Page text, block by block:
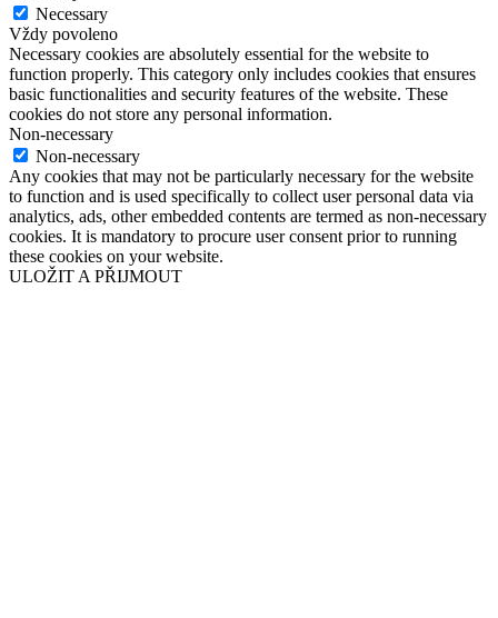
Necessary
Vždy povoleno
Necessary cookies are absolutely essential for the website to
function properly. This category only includes cookies that ensures
basic functionalities and security features of the website. These
cookies do not store any personal information.
Non-necessary
Non-necessary
Any cookies that may not be particularly necessary for the website
to function and is used specifically to collect user personal data via
analytics, ads, other embedded contents are termed as non-necessary
cookies. It is mandatory to procure user consent prior to running
these cookies on your website.
ULOŽIT A PŘIJMOUT